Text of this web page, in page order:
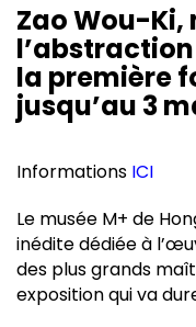
Zao Wou-
la première
jusqu’au 3
Informations ICI
Le musée M+ de
inédite dédiée à
des plus grands
exposition qui va